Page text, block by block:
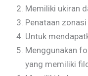
Memiliki ukiran
Penataan
Untuk
Menggunakan
yang memiliki